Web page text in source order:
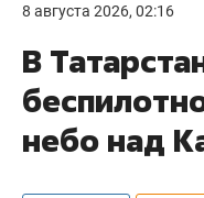
8 августа 2026, 02:16
В
небо над